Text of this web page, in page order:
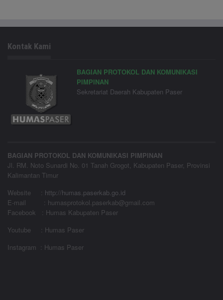
Kontak Kami
BAGIAN PROTOKOL DAN KOMUNIKASI
PIMPINAN
Sekretariat Daerah Kabupaten Paser
BAGIAN PROTOKOL DAN KOMUNIKASI PIMPINAN
Jl. RM. Noto Sunardi No. 01 Tanah Grogot, Kabupaten Paser, Provinsi
Kalimantan Timur
Website
: http://humas.paserkab.go.id
E-mail : humasprotokol.paserkab@gmail.com
Facebook : Humas Kabupaten Paser
Youtube : Humas Paser
Instagram : Humas Paser